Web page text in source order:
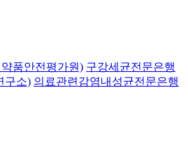
품안전평가원) 구강세균전문은행
구소) 의료관련감염내성균전문은행